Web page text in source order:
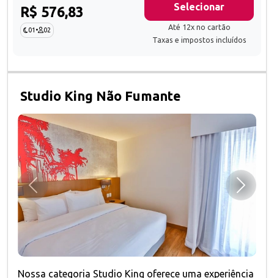
R$ 576,83
01 • 02
Selecionar
Até 12x no cartão
Taxas e impostos incluídos
Studio King Não Fumante
Anterior
Nossa categoria Studio King oferece uma experiência